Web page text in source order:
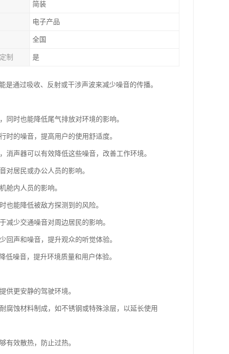
简装
电子产品
全国
制 是
通过吸收、反射或干涉声波来减少噪音的传播。
同时也能降低尾气排放对环境的影响。
时的噪音，提高用户的使用舒适度。
声器可以有效降低这些噪音，改善工作环境。
对居民或办公人员的影响。
舱内人员的影响。
也能降低被敌方探测到的风险。
减少交通噪音对周边居民的影响。
回声和噪音，提升观众的听觉体验。
噪音，提升环境质量和用户体验。
供更安静的驾驶环境。
腐蚀材料制成，如不锈钢或特殊涂层，以延长使用
有效散热，防止过热。